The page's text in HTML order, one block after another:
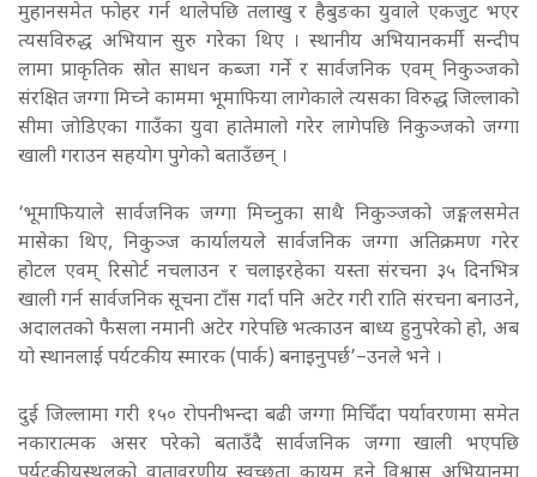
मुहानसमेत फोहर गर्न थालेपछि तलाखु र हैबुङका युवाले एकजुट भएर
त्यसविरुद्ध अभियान सुरु गरेका थिए । स्थानीय अभियानकर्मी सन्दीप
लामा प्राकृतिक स्रोत साधन कब्जा गर्ने र सार्वजनिक एवम् निकुञ्जको
संरक्षित जग्गा मिच्ने काममा भूमाफिया लागेकाले त्यसका विरुद्ध जिल्लाको
सीमा जोडिएका गाउँका युवा हातेमालो गरेर लागेपछि निकुञ्जको जग्गा
खाली गराउन सहयोग पुगेको बताउँछन् ।
‘भूमाफियाले सार्वजनिक जग्गा मिच्नुका साथै निकुञ्जको जङ्गलसमेत
मासेका थिए, निकुञ्ज कार्यालयले सार्वजनिक जग्गा अतिक्रमण गरेर
होटल एवम् रिसोर्ट नचलाउन र चलाइरहेका यस्ता संरचना ३५ दिनभित्र
खाली गर्न सार्वजनिक सूचना टाँस गर्दा पनि अटेर गरी राति संरचना बनाउने,
अदालतको फैसला नमानी अटेर गरेपछि भत्काउन बाध्य हुनुपरेको हो, अब
यो स्थानलाई पर्यटकीय स्मारक (पार्क) बनाइनुपर्छ’–उनले भने ।
दुई जिल्लामा गरी १५० रोपनीभन्दा बढी जग्गा मिचिँदा पर्यावरणमा समेत
नकारात्मक असर परेको बताउँदै सार्वजनिक जग्गा खाली भएपछि